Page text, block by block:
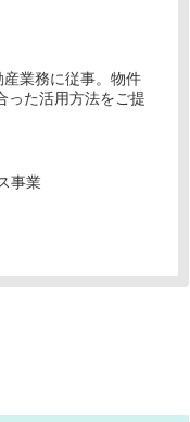
業務に従事。物件
った活用方法をご提
事業